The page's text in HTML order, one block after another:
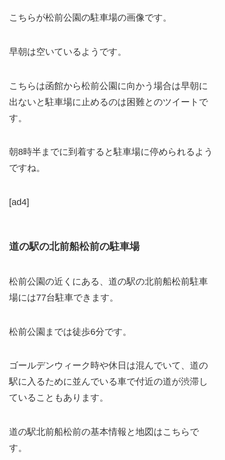
こちらが松前公園の駐車場の画像です。
早朝は空いているようです。
こちらは函館から松前公園に向かう場合は早朝に
出ないと駐車場に止めるのは困難とのツイートで
す。
朝8時半までに到着すると駐車場に停められるよう
ですね。
[ad4]
道の駅の北前船松前の駐車場
松前公園の近くにある、道の駅の北前船松前駐車
場には77台駐車できます。
松前公園までは徒歩6分です。
ゴールデンウィーク時や休日は混んでいて、道の
駅に入るために並んでいる車で付近の道が渋滞し
ていることもあります。
道の駅北前船松前の基本情報と地図はこちらで
す。